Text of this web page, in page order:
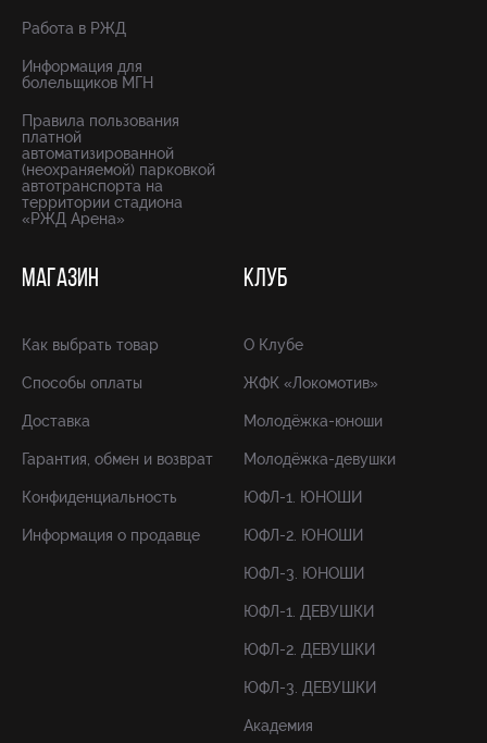
Работа в РЖД
Информация для
болельщиков МГН
Правила пользования
платной
автоматизированной
(неохраняемой) парковкой
автотранспорта на
территории стадиона
«РЖД Арена»
МАГАЗИН
Как выбрать товар
Способы оплаты
Доставка
Гарантия, обмен и возврат
Конфиденциальность
Информация о продавце
КЛУБ
О Клубе
ЖФК «Локомотив»
Молодёжка-юноши
Молодёжка-девушки
ЮФЛ-1. ЮНОШИ
ЮФЛ-2. ЮНОШИ
ЮФЛ-3. ЮНОШИ
ЮФЛ-1. ДЕВУШКИ
ЮФЛ-2. ДЕВУШКИ
ЮФЛ-3. ДЕВУШКИ
Академия